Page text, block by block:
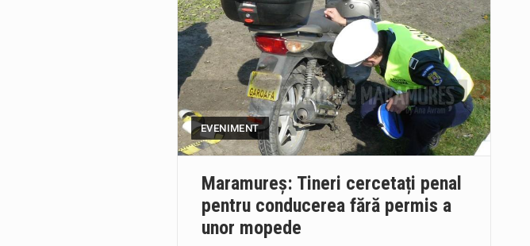
EVENIMENT
Maramureș: Tineri cercetați penal
pentru conducerea fără permis a
unor mopede